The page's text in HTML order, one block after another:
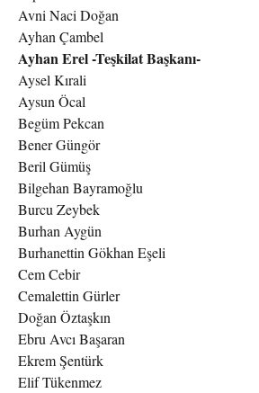
Avni Naci Doğan
Ayhan Çambel
Ayhan Erel -Teşkilat Başkanı-
Aysel Kırali
Aysun Öcal
Begüm Pekcan
Bener Güngör
Beril Gümüş
Bilgehan Bayramoğlu
Burcu Zeybek
Burhan Aygün
Burhanettin Gökhan Eşeli
Cem Cebir
Cemalettin Gürler
Doğan Öztaşkın
Ebru Avcı Başaran
Ekrem Şentürk
Elif Tükenmez